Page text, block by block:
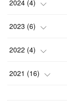
(1
(1
( 1)
2024 (4)
(1
(1
(1)
2023 (6)
(1
(1)
2022 (4)
(1)
2021 (16)